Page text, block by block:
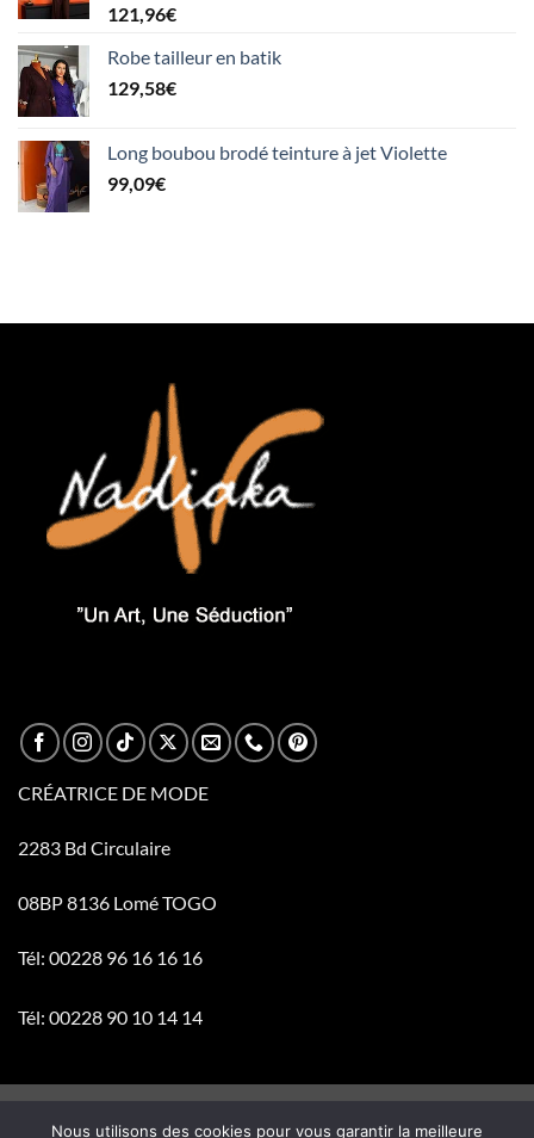
121,96€
Robe tailleur en batik
129,58€
Long boubou brodé teinture à jet Violette
99,09€
CRÉATRICE DE MODE
2283 Bd Circulaire
08BP 8136 Lomé TOGO
Tél: 00228 96 16 16 16
Tél: 00228 90 10 14 14
Visa PayPal Stripe MasterCardCash
Nous utilisons des cookies pour vous garantir la meilleure